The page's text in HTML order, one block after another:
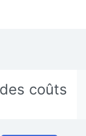
coûts